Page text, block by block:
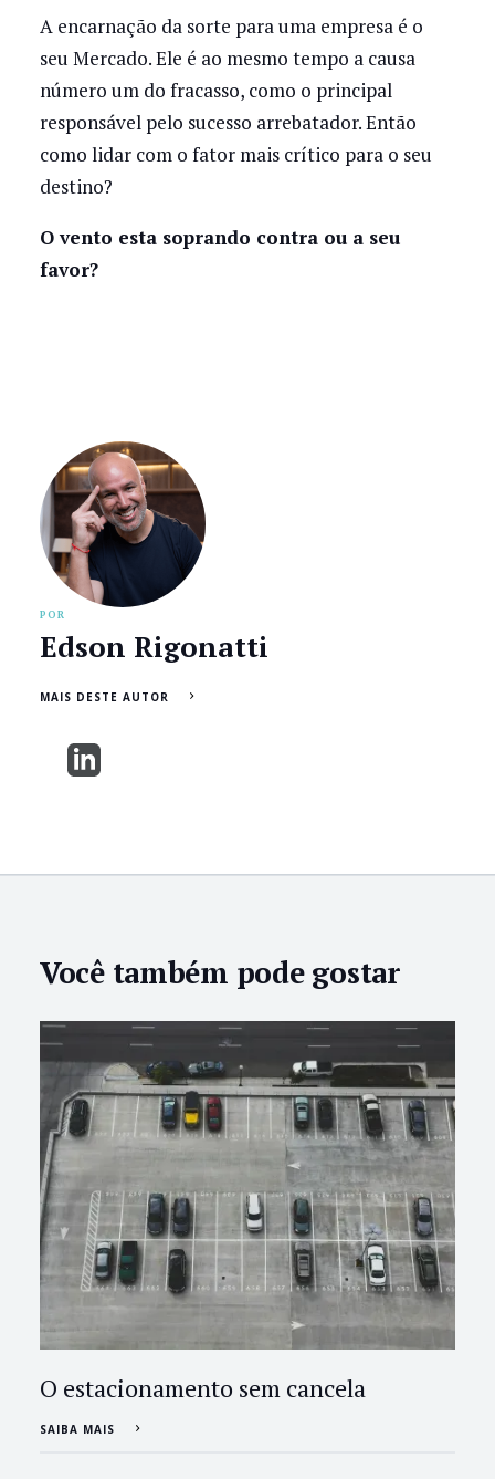
A encarnação da sorte para uma empresa é o
seu Mercado. Ele é ao mesmo tempo a causa
número um do fracasso, como o principal
responsável pelo sucesso arrebatador. Então
como lidar com o fator mais crítico para o seu
destino?
O vento esta soprando contra ou a seu
favor?
POR
Edson Rigonatti
MAIS DESTE AUTOR
Você também pode gostar
O estacionamento sem cancela
SAIBA MAIS